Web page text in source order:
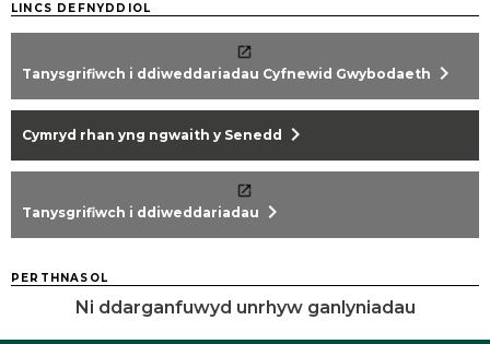
LINCS DEFNYDDIOL
Tanysgrifiwch i ddiweddariadau Cyfnewid Gwybodaeth chevron_right
Cymryd rhan yng ngwaith y Senedd chevron_right
Tanysgrifiwch i ddiweddariadau chevron_right
PERTHNASOL
Ni ddarganfuwyd unrhyw ganlyniadau